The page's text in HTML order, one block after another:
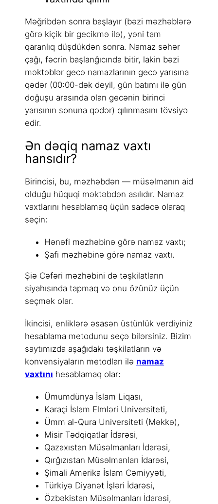
Məğribdən sonra başlayır (bəzi məzhəblərə
görə kiçik bir gecikmə ilə), yəni tam
qaranlıq düşdükdən sonra. Namaz səhər
çağı, fəcrin başlanğıcında bitir, lakin bəzi
məktəblər gecə namazlarının gecə yarısına
qədər (00:00-dək deyil, gün batımı ilə gün
doğuşu arasında olan gecənin birinci
yarısının sonuna qədər) qılınmasını tövsiyə
edir.
Ən dəqiq namaz vaxtı
hansıdır?
Birincisi, bu, məzhəbdən — müsəlmanın aid
olduğu hüquqi məktəbdən asılıdır. Namaz
vaxtlarını hesablamaq üçün sadəcə olaraq
seçin:
Hənəfi məzhəbinə görə namaz vaxtı;
Şafi məzhəbinə görə namaz vaxtı.
Şiə Cəfəri məzhəbini də təşkilatların
siyahısında tapmaq və onu özünüz üçün
seçmək olar.
İkincisi, enliklərə əsasən üstünlük verdiyiniz
hesablama metodunu seçə bilərsiniz. Bizim
saytımızda aşağıdakı təşkilatların və
konvensiyaların metodları ilə namaz
vaxtını hesablamaq olar:
Ümumdünya İslam Liqası,
Karaçi İslam Elmləri Universiteti,
Ümm al-Qura Universiteti (Məkkə),
Misir Tədqiqatlar İdarəsi,
Qazaxıstan Müsəlmanları İdarəsi,
Qırğızıstan Müsəlmanları İdarəsi,
Şimali Amerika İslam Cəmiyyəti,
Türkiyə Diyanət İşləri İdarəsi,
Özbəkistan Müsəlmanları İdarəsi,